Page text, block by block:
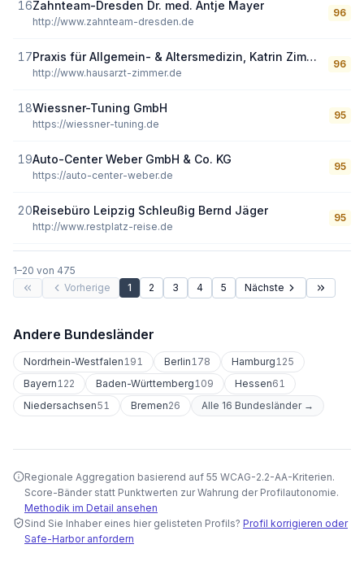
16Zahnteam-Dresden Dr. med. Antje Mayer
http://www.zahnteam-dresden.de
96
17 Praxis für Allgemein- & Altersmedizin, Katrin Zimmer
http://www.hausarzt-zimmer.de
96
18Wiessner-Tuning GmbH
https://wiessner-tuning.de
95
19Auto-Center Weber GmbH & Co. KG
https://auto-center-weber.de
95
20Reisebüro Leipzig Schleußig Bernd Jäger
http://www.restplatz-reise.de
95
1–20 von 475
Vorherige
1 2 3 4 5 Nächste
Andere Bundesländer
Nordrhein-Westfalen191 Berlin178 Hamburg125
Bayern122 Baden-Württemberg109 Hessen61
Niedersachsen51 Bremen26 Alle 16 Bundesländer →
Regionale Aggregation basierend auf 55 WCAG-2.2-AA-Kriterien.
Score-Bänder statt Punktwerten zur Wahrung der Profilautonomie.
Methodik im Detail ansehen
Sind Sie Inhaber eines hier gelisteten Profils? Profil korrigieren oder
Safe-Harbor anfordern